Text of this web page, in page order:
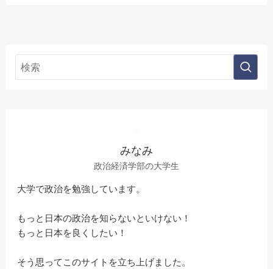
みなみ
政治経済学部の大学生
大学で政治を勉強しています。
もっと日本の政治を知らないといけない！
もっと日本を良くしたい！
そう思ってこのサイトを立ち上げました。